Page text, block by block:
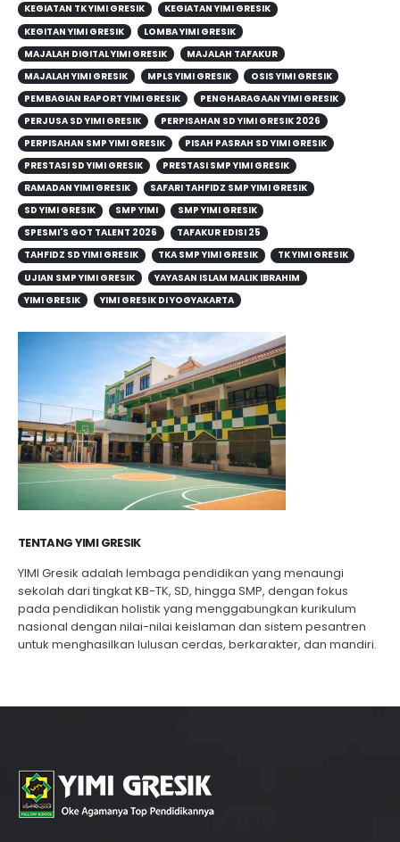
KEGIATAN TK YIMI GRESIK
KEGIATAN YIMI GRESIK
KEGITAN YIMI GRESIK
LOMBA YIMI GRESIK
MAJALAH DIGITAL YIMI GRESIK
MAJALAH TAFAKUR
MAJALAH YIMI GRESIK
MPLS YIMI GRESIK
OSIS YIMI GRESIK
PEMBAGIAN RAPORT YIMI GRESIK
PENGHARAGAAN YIMI GRESIK
PERJUSA SD YIMI GRESIK
PERPISAHAN SD YIMI GRESIK 2026
PERPISAHAN SMP YIMI GRESIK
PISAH PASRAH SD YIMI GRESIK
PRESTASI SD YIMI GRESIK
PRESTASI SMP YIMI GRESIK
RAMADAN YIMI GRESIK
SAFARI TAHFIDZ SMP YIMI GRESIK
SD YIMI GRESIK
SMP YIMI
SMP YIMI GRESIK
SPESMI'S GOT TALENT 2026
TAFAKUR EDISI 25
TAHFIDZ SD YIMI GRESIK
TKA SMP YIMI GRESIK
TK YIMI GRESIK
UJIAN SMP YIMI GRESIK
YAYASAN ISLAM MALIK IBRAHIM
YIMI GRESIK
YIMI GRESIK DI YOGYAKARTA
TENTANG YIMI GRESIK
YIMI Gresik adalah lembaga pendidikan yang menaungi
sekolah dari tingkat KB-TK, SD, hingga SMP, dengan fokus
pada pendidikan holistik yang menggabungkan kurikulum
nasional dengan nilai-nilai keislaman dan sistem pesantren
untuk menghasilkan lulusan cerdas, berkarakter, dan mandiri.